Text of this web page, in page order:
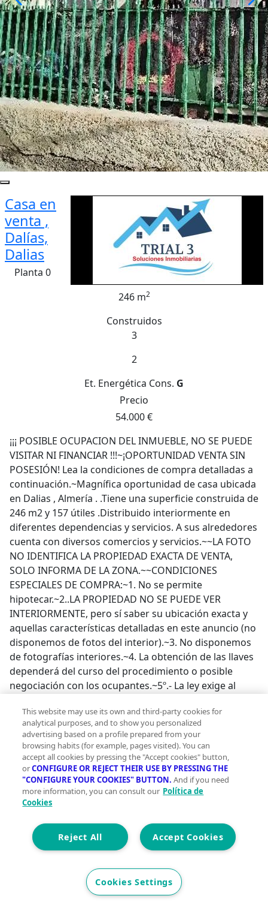
Casa en
venta ,
Dalías,
Dalias
Planta 0
246 m2
Construidos
3
2
Et. Energética Cons. G
Precio
54.000 €
¡¡¡ POSIBLE OCUPACION DEL INMUEBLE, NO SE PUEDE
VISITAR NI FINANCIAR !!!~¡OPORTUNIDAD VENTA SIN
POSESIÓN! Lea la condiciones de compra detalladas a
continuación.~Magnífica oportunidad de casa ubicada
en Dalias , Almería . .Tiene una superficie construida de
246 m2 y 157 útiles .Distribuido interiormente en
diferentes dependencias y servicios. A sus alrededores
cuenta con diversos comercios y servicios.~~LA FOTO
NO IDENTIFICA LA PROPIEDAD EXACTA DE VENTA,
SOLO INFORMA DE LA ZONA.~~CONDICIONES
ESPECIALES DE COMPRA:~1. No se permite
hipotecar.~2..LA PROPIEDAD NO SE PUEDE VER
INTERIORMENTE, pero sí saber su ubicación exacta y
aquellas características detalladas en este anuncio (no
disponemos de fotos del interior).~3. No disponemos
de fotografías interiores.~4. La obtención de las llaves
dependerá del curso del procedimiento o posible
negociación con los ocupantes.~5º.- La ley exige al
en los últimos 4 años (desconocemos deuda).~6º.-
Gastos del comprador: ITP y registro.~~El precio de
venta está sujeto a la aprobación definitiva por parte
de la entidad. NO COBRAMOS COMISION AL
COMPRADOR.~~🏡 Encuentra tu hogar ideal con
nosotros 🏡 Descubre nuestras mejores ofertas en
inmuebles y contacta con nosotros directamente a
o vía telefónica al Teléf. 955275601.~~📲 Síguenos en
redes sociales para estar al día con nuevas
inmobiliariatrial3 🔹 Facebook: inmobiliariatrial3 🔹
Twitter: inmobiliariatrial3 🔹 Telegram:
This website may use its own and third-party cookies for
analytical purposes, and to show you personalized
advertising based on a profile prepared from your
browsing habits (for example, pages visited). You can
accept all cookies by pressing the "Accept cookies" button,
orCONFIGURE OR REJECT THEIR USE BY PRESSING THE
"CONFIGURE YOUR COOKIES" BUTTON. And if you need
more information, you can consult our Política de
Cookies
Accept Cookies
Reject All
Cookies Settings